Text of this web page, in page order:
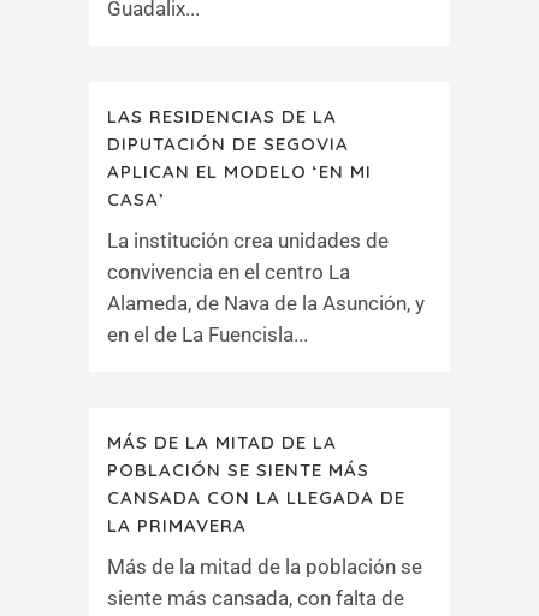
Guadalix...
LAS RESIDENCIAS DE LA
DIPUTACIÓN DE SEGOVIA
APLICAN EL MODELO ‘EN MI
CASA’
La institución crea unidades de
convivencia en el centro La
Alameda, de Nava de la Asunción, y
en el de La Fuencisla...
MÁS DE LA MITAD DE LA
POBLACIÓN SE SIENTE MÁS
CANSADA CON LA LLEGADA DE
LA PRIMAVERA
Más de la mitad de la población se
siente más cansada, con falta de